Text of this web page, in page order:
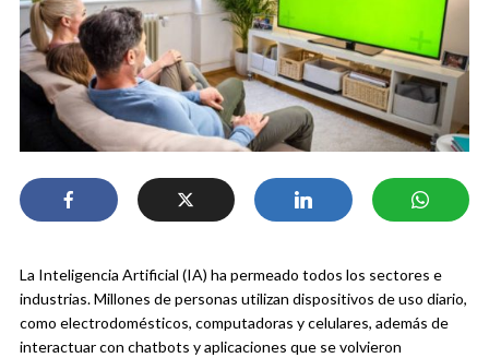
La Inteligencia Artificial (IA) ha permeado todos los sectores e
industrias. Millones de personas utilizan dispositivos de uso diario,
como electrodomésticos, computadoras y celulares, además de
interactuar con chatbots y aplicaciones que se volvieron